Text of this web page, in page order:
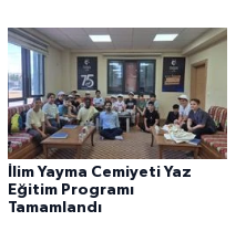
İlim Yayma Cemiyeti Yaz
Eğitim Programı
Tamamlandı